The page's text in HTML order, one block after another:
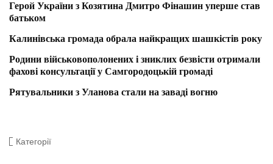
Герой України з Козятина Дмитро Фінашин уперше став
батьком
Калинівська громада обрала найкращих шашкістів року
Родини військовополонених і зниклих безвісти отримали
фахові консультації у Самгородоцькій громаді
Рятувальники з Уланова стали на заваді вогню
Категорії